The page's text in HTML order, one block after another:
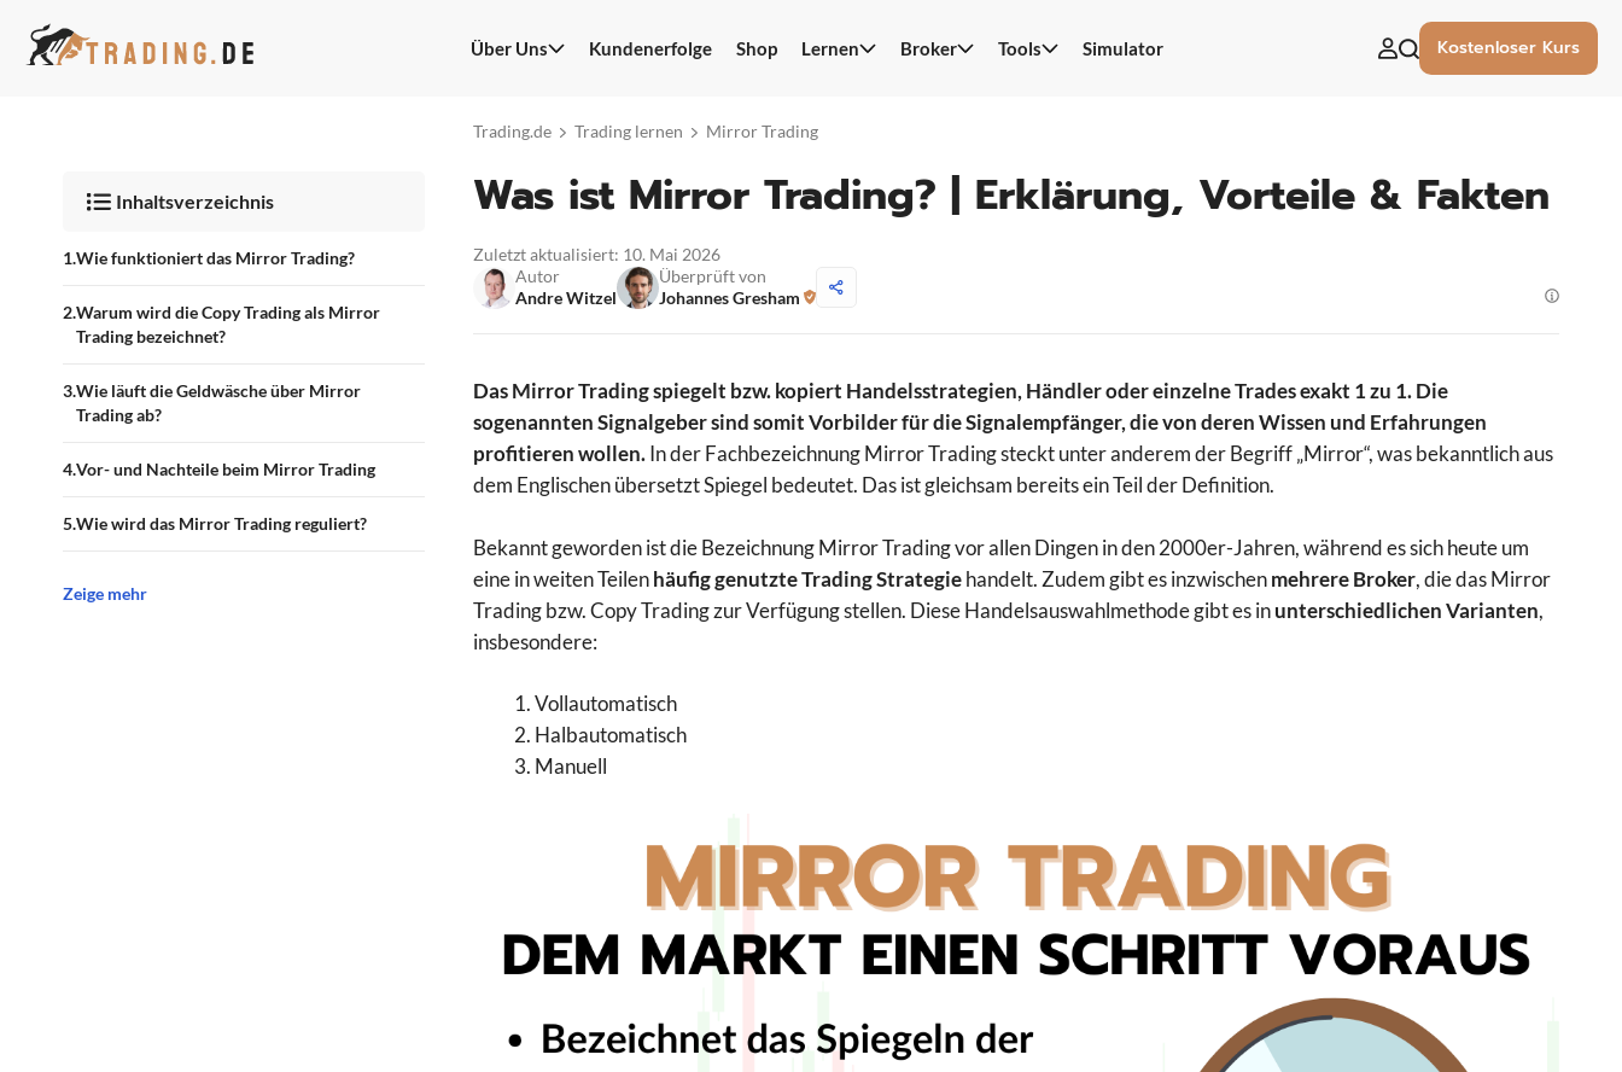
Inhalt
Über Uns Kundenerfolge Shop Lernen Broker Tools Simulator Kostenloser Kurs
Trading.de Trading lernen Mirror Trading
Was ist Mirror Trading? | Erklärung, Vorteile & Fakten
Zuletzt aktualisiert: 10. Mai 2026
Autor
Andre Witzel
Überprüft von
Johannes Gresham
Das Mirror Trading spiegelt bzw. kopiert Handelsstrategien, Händler oder einzelne Trades exakt 1 zu 1. Die
sogenannten Signalgeber sind somit Vorbilder für die Signalempfänger, die von deren Wissen und Erfahrungen
profitieren wollen.In der Fachbezeichnung Mirror Trading steckt unter anderem der Begriff „Mirror“, was bekanntlich aus
dem Englischen übersetzt Spiegel bedeutet. Das ist gleichsam bereits ein Teil der Definition.
Bekannt geworden ist die Bezeichnung Mirror Trading vor allen Dingen in den 2000er-Jahren, während es sich heute um
eine in weiten Teilenhäufig genutzte Trading Strategiehandelt. Zudem gibt es inzwischenmehrere Broker, die das Mirror
Trading bzw. Copy Trading zur Verfügung stellen. Diese Handelsauswahlmethode gibt es inunterschiedlichen Varianten,
insbesondere:
Vollautomatisch
Halbautomatisch
Manuell
Inhaltsverzeichnis
Wie funktioniert das Mirror Trading?
Warum wird die Copy Trading als Mirror
Trading bezeichnet?
Wie läuft die Geldwäsche über Mirror
Trading ab?
Vor- und Nachteile beim Mirror Trading
Wie wird das Mirror Trading reguliert?
Zeige mehr